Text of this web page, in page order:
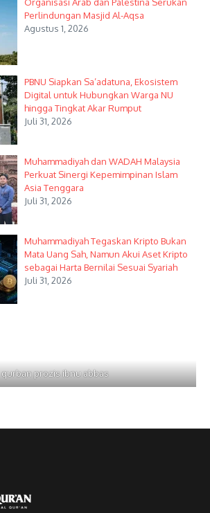
Perlindungan Masjid Al-Aqsa
Agustus 1, 2026
PBNU Siapkan Sa’adatuna, Ekosistem
Digital untuk Hubungkan Warga NU
hingga Tingkat Akar Rumput
Juli 31, 2026
Muhammadiyah dan WADAH Malaysia
Perkuat Sinergi Kepemimpinan Islam
Asia Tenggara
Juli 31, 2026
Muhammadiyah Tegaskan Kripto Bukan
Mata Uang Sah, Namun Akui Aset Kripto
sebagai Harta Bernilai Sesuai Syariah
Juli 31, 2026
qurban prozis ibnu abbas